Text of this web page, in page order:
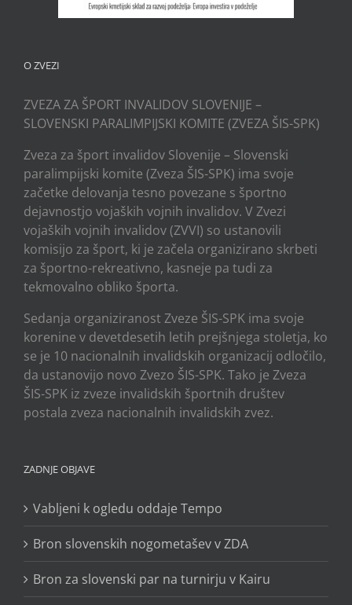
O ZVEZI
ZVEZA ZA ŠPORT INVALIDOV SLOVENIJE –
SLOVENSKI PARALIMPIJSKI KOMITE (ZVEZA ŠIS-SPK)
Zveza za šport invalidov Slovenije – Slovenski
paralimpijski komite (Zveza ŠIS-SPK) ima svoje
začetke delovanja tesno povezane s športno
dejavnostjo vojaških vojnih invalidov. V Zvezi
vojaških vojnih invalidov (ZVVI) so ustanovili
komisijo za šport, ki je začela organizirano skrbeti
za športno-rekreativno, kasneje pa tudi za
tekmovalno obliko športa.
Sedanja organiziranost Zveze ŠIS-SPK ima svoje
korenine v devetdesetih letih prejšnjega stoletja, ko
se je 10 nacionalnih invalidskih organizacij odločilo,
da ustanovijo novo Zvezo ŠIS-SPK. Tako je Zveza
ŠIS-SPK iz zveze invalidskih športnih društev
postala zveza nacionalnih invalidskih zvez.
ZADNJE OBJAVE
Vabljeni k ogledu oddaje Tempo
Bron slovenskih nogometašev v ZDA
Bron za slovenski par na turnirju v Kairu